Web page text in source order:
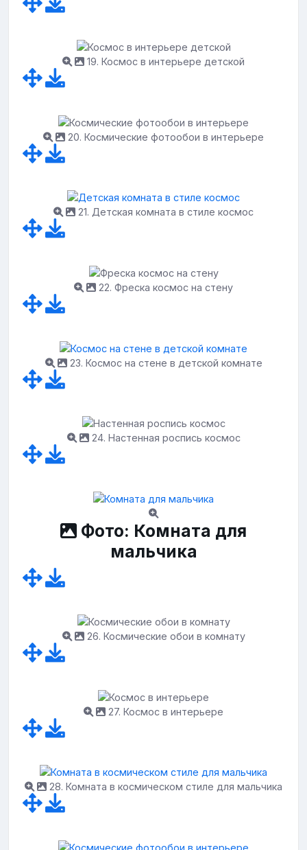
19. Космос в интерьере детской
20. Космические фотообои в интерьере
21. Детская комната в стиле космос
22. Фреска космос на стену
23. Космос на стене в детской комнате
24. Настенная роспись космос
Фото: Комната для
мальчика
26. Космические обои в комнату
27. Космос в интерьере
28. Комната в космическом стиле для мальчика